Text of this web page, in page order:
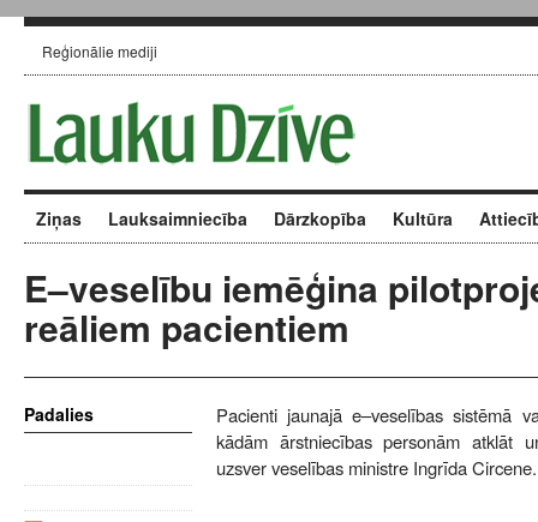
Reģionālie mediji
Ziņas Lauksaimniecība Dārzkopība Kultūra
E–veselību iemēģina
reāliem pacientiem
Pacienti jaunajā e–veselības sistēmā
kādām ārstniecības personām atklāt
uzsver veselības ministre Ingrīda Circene.
Padalies